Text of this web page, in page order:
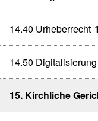
14.40 Urheberrecht
14.50 Digitalisierung
15. Kirchliche